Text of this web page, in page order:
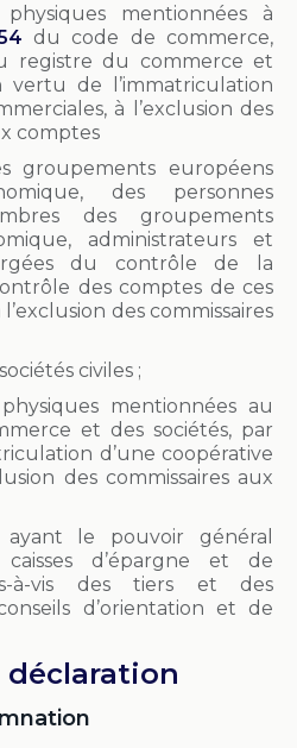
physiques mentionnées à
du code de commerce,
registre du commerce et
vertu de l’immatriculation
à l’exclusion des
comptes
groupements européens
des personnes
des groupements
administrateurs et
du contrôle de la
des comptes de ces
des commissaires
civiles ;
mentionnées au
et des sociétés, par
d’une coopérative
des commissaires aux
ayant le pouvoir général
caisses d’épargne et de
à-vis des tiers et des
d’orientation et de
déclaration